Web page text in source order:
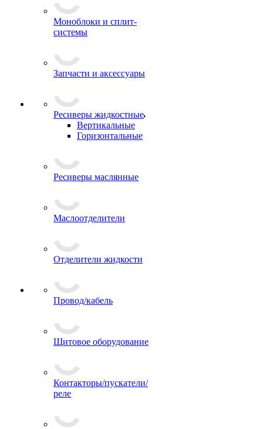
Моноблоки и сплит-
системы
Запчасти и аксессуары
Ресиверы жидкостные
Вертикальные
Горизонтальные
Ресиверы маслянные
Маслоотделители
Отделители жидкости
Провод/кабель
Щитовое оборудование
Контакторы/пускатели/
реле